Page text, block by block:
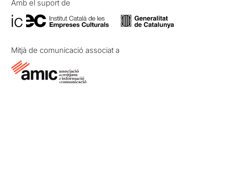
Amb el suport de
Mitjà de comunicació associat a